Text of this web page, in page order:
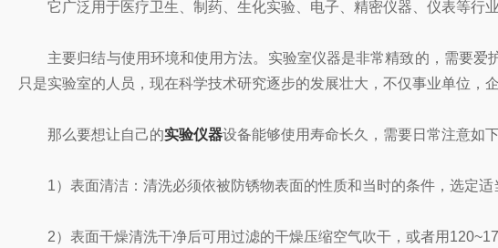
它广泛用于医疗卫生、制药、生化实验、电子、精密仪器、仪表等行业
主要归结与使用环境和使用方法。实验室仪器是非常精致的，需要爱
只是实验室的人员，现在科学技术研究逐步的发展壮大，不仅事业单位，
那么要想让自己的实验仪器设备能够使用寿命长久，需要日常注意如下
1）表面清洁：清洗必须依被防锈物表面的性质和当时的条件，选定适
2）表面干燥清洗干净后可用过滤的干燥压缩空气吹干，或者用